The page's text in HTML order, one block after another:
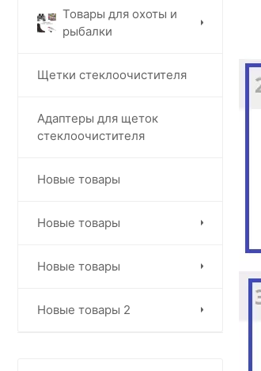
Товары для охоты и
рыбалки
Щетки стеклоочистителя
Адаптеры для щеток
стеклоочистителя
Новые товары
Новые товары
Новые товары
Новые товары 2